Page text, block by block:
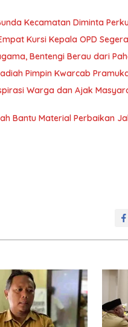
Kecamatan Diminta
Kursi Kepala OPD
Bentengi Berau dari
Pimpin Kwarcab
Warga dan Ajak
Bantu Material Perbaikan